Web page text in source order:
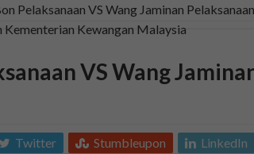
Pelaksanaan VS Wang Jaminan
VS Wang
Twitter Stumbleupon LinkedIn